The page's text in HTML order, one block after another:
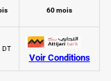
60 mois
DT
Voir Conditions